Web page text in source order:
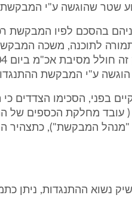
שטר שהוגשה ע"י
בהסכם לפיו המבקשת
הוגשה ע"י המבקשת
בפני, הסכימו הצדדים
( עובד מחלקת הכספים של
"מנהל המבקשת"), כתצהיר
נשוא ההתנגדות, ניתן